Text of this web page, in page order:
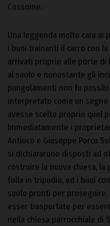
Cossoine.
Una leggenda molto cara ai
i buoi trainanti il carro con
arrivati proprio alle porte di
al suolo e nonostante gli
pungolamenti non fu
interpretato come un segno
avesse scelto proprio quel
Immediatamente i
Antioco e Giuseppe Porcu
si dichiararono disposti ad
costruire la nuova chiesa,
folla in tripudio, ed i buoi
suolo pronti per
esser trasportate per
nella chiesa parrocchiale di